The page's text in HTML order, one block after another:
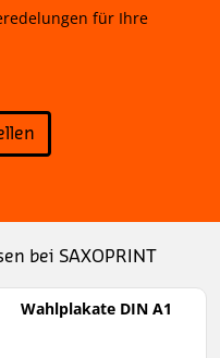
für Ihre
bei SAXOPRINT
Wahlplakate DIN A1